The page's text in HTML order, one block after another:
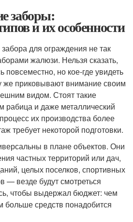
заборы:
и их особенности
для ограждения не так
жалюзи. Нельзя сказать,
повсеместно, но кое-где увидеть
же приковывают внимание своим
видом. Стоят такие
и даже металлический
их производства более
требует некоторой подготовки.
в плане объектов. Они
частных территорий или дач,
целых поселков, спортивных
— везде будут смотреться
чтобы выдержал бюджет: чем
больше средств понадобится